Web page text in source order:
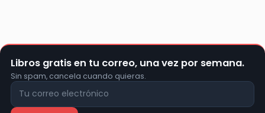
Libros gratis en tu correo, una vez por semana.
Sin spam, cancela cuando quieras.